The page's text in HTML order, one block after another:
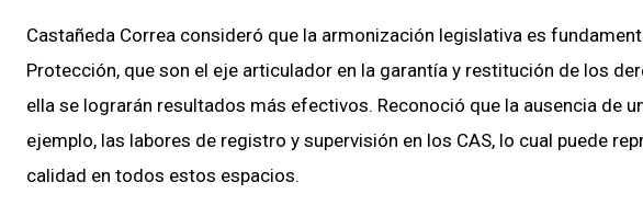
Castañeda Correa consideró que la armonización legislativa es
Protección, que son el eje articulador en la garantía y restitución de los
ella se lograrán resultados más efectivos. Reconoció que la ausencia de
ejemplo, las labores de registro y supervisión en los CAS, lo cual puede
calidad en todos estos espacios.